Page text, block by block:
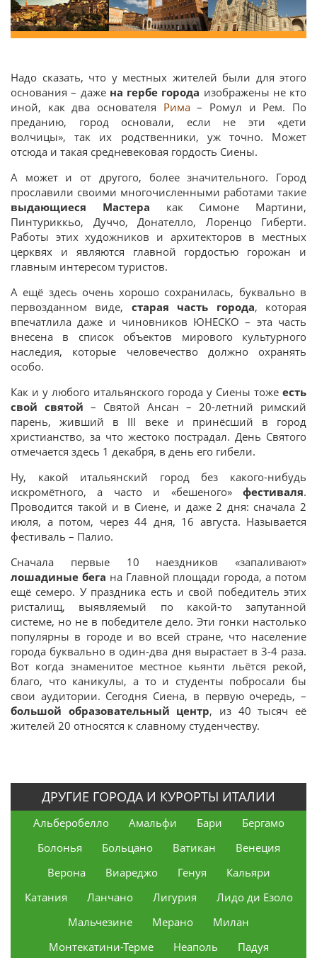
Надо сказать, что у местных жителей были для этого
основания – даже на гербе города изображены не кто
иной, как два основателя Рима– Ромул и Рем. По
преданию, город основали, если не эти «дети
волчицы», так их родственники, уж точно. Может
отсюда и такая средневековая гордость Сиены.
А может и от другого, более значительного. Город
прославили своими многочисленными работами такие
выдающиеся Мастера как Симоне Мартини,
Пинтуриккьо, Дуччо, Донателло, Лоренцо Гиберти.
Работы этих художников и архитекторов в местных
церквях и являются главной гордостью горожан и
главным интересом туристов.
А ещё здесь очень хорошо сохранилась, буквально в
первозданном виде, старая часть города, которая
впечатлила даже и чиновников ЮНЕСКО – эта часть
внесена в список объектов мирового культурного
наследия, которые человечество должно охранять
особо.
Как и у любого итальянского города у Сиены тоже есть
свой святой – Святой Ансан – 20-летний римский
парень, живший в III веке и принёсший в город
христианство, за что жестоко пострадал. День Святого
отмечается здесь 1 декабря, в день его гибели.
Ну, какой итальянский город без какого-нибудь
искромётного, а часто и «бешеного» фестиваля.
Проводится такой и в Сиене, и даже 2 дня: сначала 2
июля, а потом, через 44 дня, 16 августа. Называется
фестиваль – Палио.
Сначала первые 10 наездников «запаливают»
лошадиные бега на Главной площади города, а потом
ещё семеро. У праздника есть и свой победитель этих
ристалищ, выявляемый по какой-то запутанной
системе, но не в победителе дело. Эти гонки настолько
популярны в городе и во всей стране, что население
города буквально в один-два дня вырастает в 3-4 раза.
Вот когда знаменитое местное кьянти льётся рекой,
благо, что каникулы, а то и студенты побросали бы
свои аудитории. Сегодня Сиена, в первую очередь, –
большой образовательный центр, из 40 тысяч её
жителей 20 относятся к славному студенчеству.
ДРУГИЕ ГОРОДА И КУРОРТЫ ИТАЛИИ
Альберобелло Амальфи Бари
Бергамо
Болонья
Больцано Ватикан
Венеция
Верона
Виареджо Генуя
Кальяри
Катания
Ланчано Лигурия
Лидо ди Езоло
Мальчезине
Мерано
Милан
Монтекатини-Терме
Неаполь Падуя